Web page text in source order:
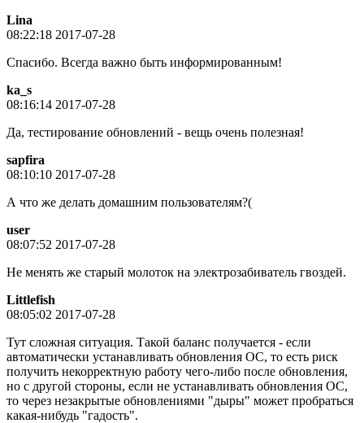
Lina
08:22:18 2017-07-28
Спасибо. Всегда важно быть информированным!
ka_s
08:16:14 2017-07-28
Да, тестирование обновлений - вещь очень полезная!
sapfira
08:10:10 2017-07-28
А что же делать домашним пользователям?(
user
08:07:52 2017-07-28
Не менять же старый молоток на электрозабиватель гвоздей.
Littlefish
08:05:02 2017-07-28
Тут сложная ситуация. Такой баланс получается - если
автоматически устанавливать обновления ОС, то есть риск
получить некорректную работу чего-либо после обновления,
но с другой стороны, если не устанавливать обновления ОС,
то через незакрытые обновлениями "дыры" может пробраться
какая-нибудь "гадость".